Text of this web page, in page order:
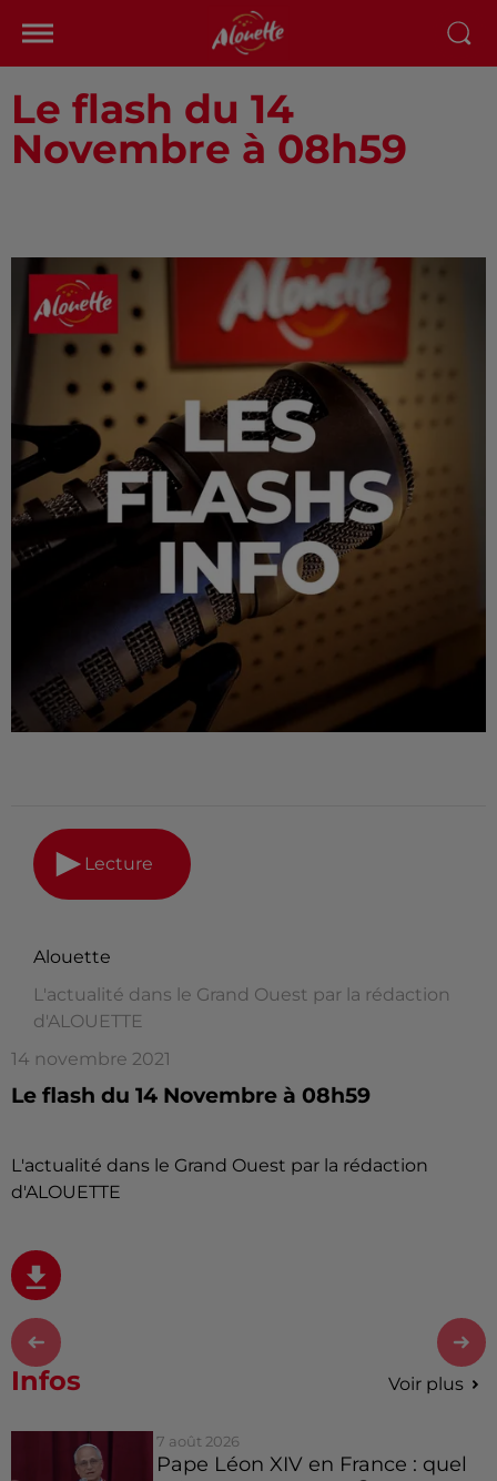
Le flash du 14
Novembre à 08h59
Lecture
Alouette
L'actualité dans le Grand Ouest par la rédaction
d'ALOUETTE
14 novembre 2021
Le flash du 14 Novembre à 08h59
L'actualité dans le Grand Ouest par la rédaction
d'ALOUETTE
Infos Voir plus
7 août 2026
Pape Léon XIV en France : quel